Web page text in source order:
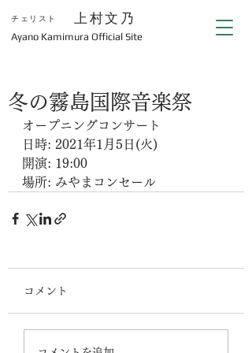
上村文乃
​Ayano Kamimura Official Site
チェリスト
冬の霧島国際音楽祭
オープニングコンサート
日時: 2021年1月5日(火)
開演: 19:00
場所: みやまコンセール
コメント